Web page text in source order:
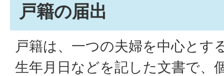
戸籍の届出
戸籍は、一つの夫婦を中心とす
生年月日などを記した文書で、